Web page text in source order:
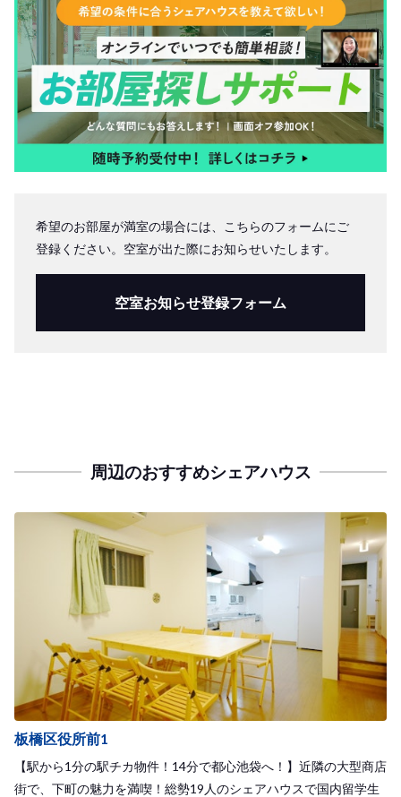
希望のお部屋が満室の場合には、こちらのフォームにご
登録ください。空室が出た際にお知らせいたします。
空室お知らせ登録フォーム
周辺のおすすめシェアハウス
板橋区役所前1
【駅から1分の駅チカ物件！14分で都心池袋へ！】近隣の大型商店
街で、下町の魅力を満喫！総勢19人のシェアハウスで国内留学生